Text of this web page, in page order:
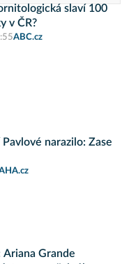
slaví 100
v ČR?
ABC.cz
narazilo: Zase
Grande